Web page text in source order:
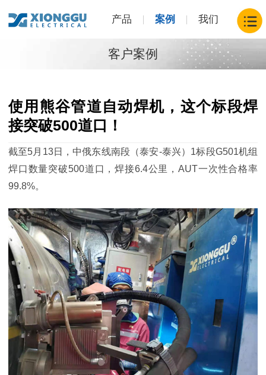
产品 案例 我们
客户案例
使用熊谷管道自动焊机，这个标段焊
接突破500道口！
截至5月13日，中俄东线南段（泰安-泰兴）1标段G501机组
焊口数量突破500道口，焊接6.4公里 ，AUT一次性合格率
99.8%。